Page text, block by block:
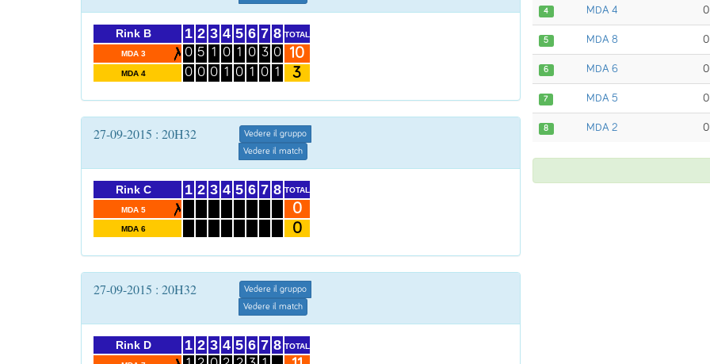
Rink B
MDA 3
MDA 4
1
0
0
2
5
0
3
1
0
4
0
1
5
1
0
6
0
1
7
3
0
8
0
1
TOTAL
10
3
27-09-2015 : 20H32
Vedere il gruppo
Vedere il match
Rink C
MDA 5
MDA 6
1 2 3 4 5 6 7 8 TOTAL
0
0
27-09-2015 : 20H32
Vedere il gruppo
Vedere il match
Rink D 1 2 3 4 5 6 7 8 TOTAL
4 MDA 4 0
5 MDA 8 0
6 MDA 6 0
7 MDA 5 0
8 MDA 2 0